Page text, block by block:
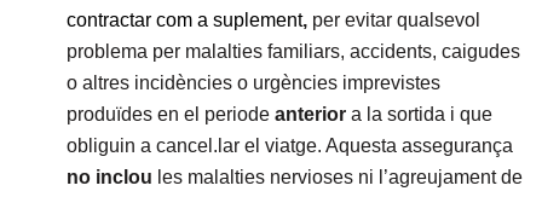
contractar com a suplement, per evitar qualsevol
problema per malalties familiars, accidents, caigudes
o altres incidències o urgències imprevistes
produïdes en el periode anterior a la sortida i que
obliguin a cancel.lar el viatge. Aquesta assegurança
no inclou les malalties nervioses ni l’agreujament de